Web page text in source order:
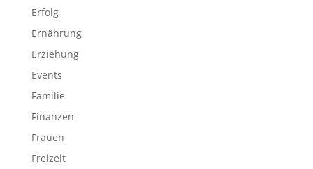
Erfolg
Ernährung
Erziehung
Events
Familie
Finanzen
Frauen
Freizeit